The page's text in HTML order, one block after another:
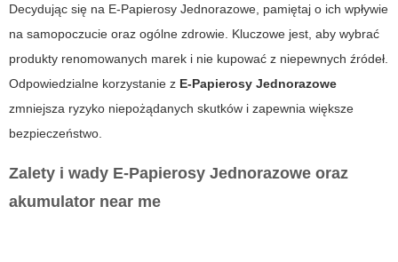
Decydując się na E-Papierosy Jednorazowe , pamiętaj o ich wpływie
na samopoczucie oraz ogólne zdrowie. Kluczowe jest, aby wybrać
produkty renomowanych marek i nie kupować z niepewnych źródeł.
Odpowiedzialne korzystanie z E-Papierosy Jednorazowe
zmniejsza ryzyko niepożądanych skutków i zapewnia większe
bezpieczeństwo.
Zalety i wady E-Papierosy Jednorazowe oraz
akumulator near me